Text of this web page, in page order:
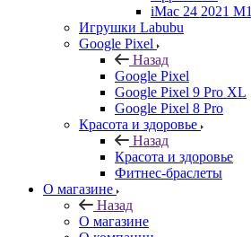
iMac 24 2021 M1
Игрушки Labubu
Google Pixel
Назад
Google Pixel
Google Pixel 9 Pro XL
Google Pixel 8 Pro
Красота и здоровье
Назад
Красота и здоровье
Фитнес-браслеты
О магазине
Назад
О магазине